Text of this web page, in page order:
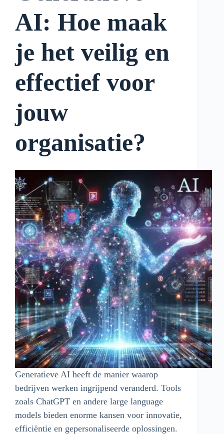
AI: Hoe maak
je het veilig en
effectief voor
jouw
organisatie?
Generatieve AI heeft de manier waarop
bedrijven werken ingrijpend veranderd. Tools
zoals ChatGPT en andere large language
models bieden enorme kansen voor innovatie,
efficiëntie en gepersonaliseerde oplossingen.